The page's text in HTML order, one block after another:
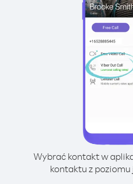
Wybrać kontakt w
kontaktu z